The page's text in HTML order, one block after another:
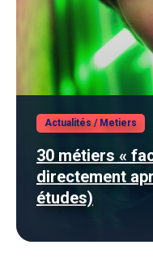
Actualités / Metiers
30 métiers «
directement
études)